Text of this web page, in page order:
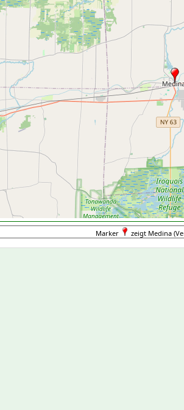
Marker zeigt Medina